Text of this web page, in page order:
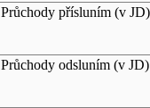
Průchody přísluním (v JD)
Průchody odsluním (v JD)